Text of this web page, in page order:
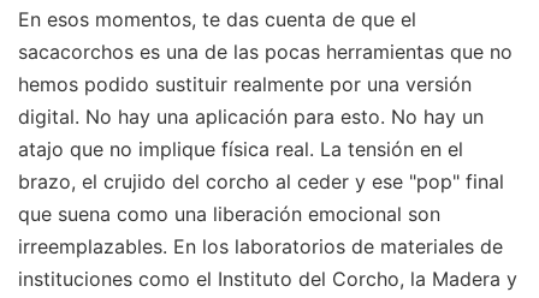
En esos momentos, te das cuenta de que el
sacacorchos es una de las pocas herramientas que no
hemos podido sustituir realmente por una versión
digital. No hay una aplicación para esto. No hay un
atajo que no implique física real. La tensión en el
brazo, el crujido del corcho al ceder y ese "pop" final
que suena como una liberación emocional son
irreemplazables. En los laboratorios de materiales de
instituciones como el Instituto del Corcho, la Madera y